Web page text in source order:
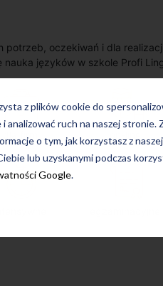
z plików cookie do
i analizować ruch na naszej
o tym, jak korzystasz z
lub uzyskanymi podczas
Google.
oczekiwań i dla realizacji
języków w szkole Profi
dla firm